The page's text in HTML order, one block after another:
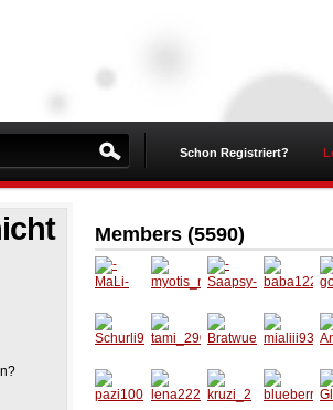
Schon Registriert?
Members (5590)
-MaLi-
myotis
_natteri
-
Saapsy
-
baba12
2
Schurli
99
tami_2
909
Bratwu
erschtl
mialiii9
3